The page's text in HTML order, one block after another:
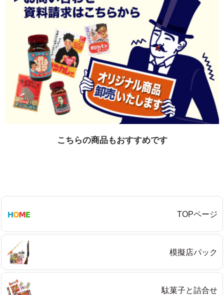
こちらの商品もおすすめです
TOPページ
模擬店パック
駄菓子と詰合せ